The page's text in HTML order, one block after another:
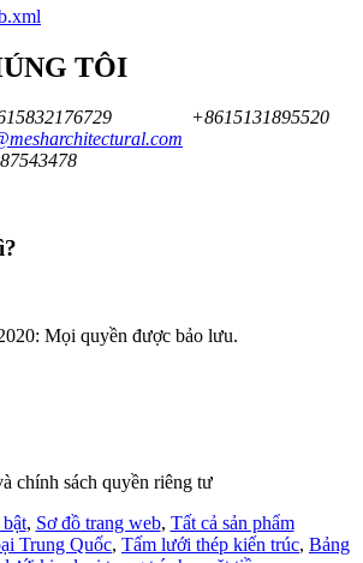
TÔI
+8615131895520
Mọi quyền được bảo lưu.
chính sách quyền riêng tư
, Sơ đồ trang web, Tất cả sản phẩm
Trung Quốc, Tấm lưới thép kiến ​​trúc, Bảng